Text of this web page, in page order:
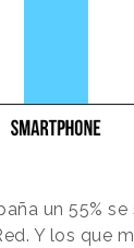
un 55%
Y los que